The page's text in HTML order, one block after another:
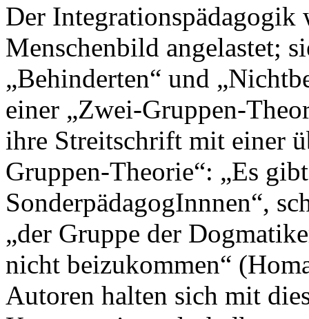
Der
Menschenbild angelastet;
„Behinderten“ und
einer „Zwei-Gruppen-
ihre Streitschrift mit einer
Gruppen-Theorie“: „Es
SonderpädagogInnnen“,
„der Gruppe der
nicht beizukommen“
Autoren halten sich mit